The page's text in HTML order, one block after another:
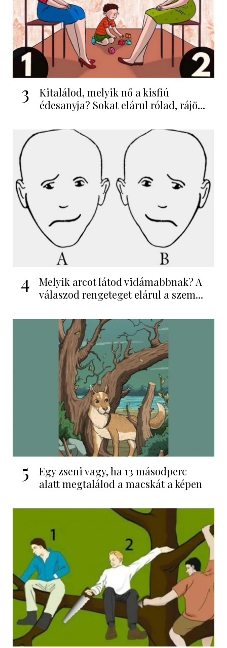
3
Kitalálod, melyik nő a kisfiú
édesanyja? Sokat elárul rólad, rájö...
4
Melyik arcot látod vidámabbnak? A
válaszod rengeteget elárul a szem...
5
Egy zseni vagy, ha 13 másodperc
alatt megtalálod a macskát a képen